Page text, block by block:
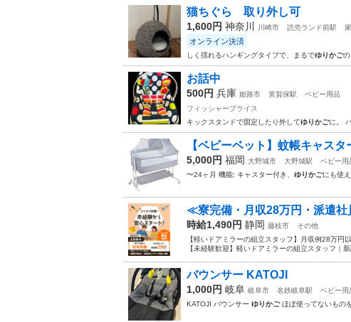
猫ちぐら 取り外し可
1,600円 神奈川 川崎市 読売ランド前駅
オンライン決済
しく揺れるハンギングタイプで、まるでゆりかご
お話中
500円 兵庫 姫路市 英賀保駅
ベビー用品
フィッシャープライス
キックスタンドで固定したり外してゆりかごに。
【ベビーベット】蚊帳キャス
5,000円 福岡 大野城市 大野城駅
ベビー用
〜24ヶ月 機能: キャスター付き、 ゆりかごにも使
≪寮完備・月収28万円・派遣
時給1,490円 静岡 藤枝市
その他
【軽いドアミラーの組立スタッフ】月収例28万
【未経験歓迎】軽いドアミラーの組立スタッフ｜
バウンサー KATOJI
1,000円 岐阜 岐阜市 名鉄岐阜駅
ベビー用
KATOJI バウンサー ゆりかごほぼ使ってないもの